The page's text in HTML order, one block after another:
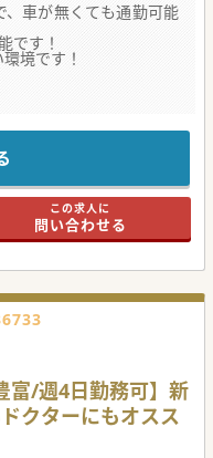
車が無くても通勤可能
です！
境です！
応が一切免除されてお
に対応しており、育児
庭を高い水準で両立し
用の全額支給に対応し
ても快適に通っていた
をメインとした精密な
断レポートを作成いた
緊密な連携を図りなが
制の維持に努めていた
ル治療に挑む循環器内
断の観点から確かな助
診療体制を強化する中
この求人に
問い合わせる
富/週4日勤務可】新
クターにもオスス